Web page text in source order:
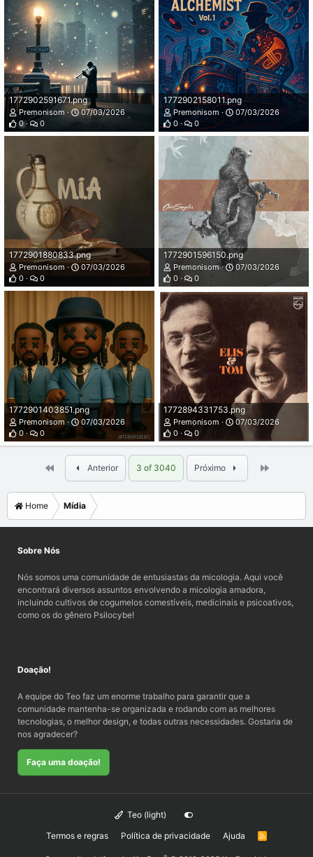
1772902591671.png
Premonisom
07/03/2026
0
0
1772902158011.png
Premonisom
07/03/2026
0
0
1772901880833.png
Premonisom
07/03/2026
0
0
1772901596150.png
Premonisom
07/03/2026
0
0
1772901403851.png
Premonisom
07/03/2026
0
0
1772894331753.png
Premonisom
07/03/2026
0
0
Primeiro Anterior 3 of 3040 Próximo Last
Home Mídia
Sobre Nós
Nós somos uma comunidade de entusiastas da micologia. Aqui você
encontrará diversos assuntos envolvendo a micologia amadora,
incluindo cultivos de cogumelos comestíveis, medicinais e psicoativos,
como os do gênero Psilocybe!
Doação!
A equipe do Teo faz um enorme trabalho para garantir que a
comunidade mantenha-se organizada e rodando com as melhores
tecnologias, o melhor design, e todas outras necessidades. Gostaria de
nos agradecer?
Faça uma doação!
Teo (light)
Termos e regras
Política de privacidade Ajuda